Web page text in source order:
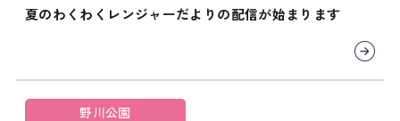
夏のわくわくレンジャーだよりの配信が始まります
野川公園